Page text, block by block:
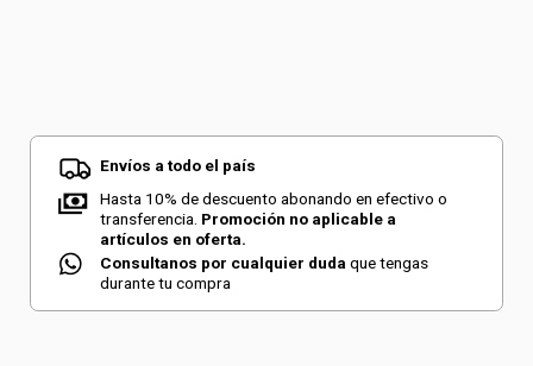
Envíos a todo el país
Hasta 10% de descuento abonando en efectivo o
transferencia. Promoción no aplicable a
artículos en oferta.
Consultanos por cualquier duda que tengas
durante tu compra